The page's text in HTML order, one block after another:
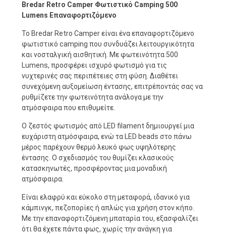
Bredar Retro Camper Φωτιστικό Camping 500
Lumens Επαναφορτιζόμενο
Το Bredar Retro Camper είναι ένα επαναφορτιζόμενο
φωτιστικό camping που συνδυάζει λειτουργικότητα
και νοσταλγική αισθητική. Με φωτεινότητα 500
Lumens, προσφέρει ισχυρό φωτισμό για τις
νυχτερινές σας περιπέτειες στη φύση. Διαθέτει
συνεχόμενη αυξομείωση έντασης, επιτρέποντάς σας να
ρυθμίζετε την φωτεινότητα ανάλογα με την
ατμόσφαιρα που επιθυμείτε.
Ο ζεστός φωτισμός από LED filament δημιουργεί μια
ευχάριστη ατμόσφαιρα, ενώ τα LED beads στο πάνω
μέρος παρέχουν θερμό λευκό φως υψηλότερης
έντασης. Ο σχεδιασμός του θυμίζει κλασικούς
κατασκηνωτές, προσφέροντας μια μοναδική
ατμόσφαιρα.
Είναι ελαφρύ και εύκολο στη μεταφορά, ιδανικό για
κάμπινγκ, πεζοπορίες ή απλώς για χρήση στον κήπο.
Με την επαναφορτιζόμενη μπαταρία του, εξασφαλίζει
ότι θα έχετε πάντα φως, χωρίς την ανάγκη για